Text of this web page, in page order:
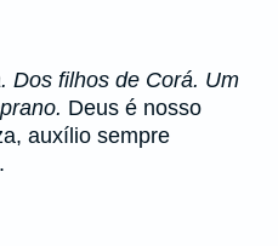
Dos filhos de Corá. Um
Deus é nosso
auxílio sempre